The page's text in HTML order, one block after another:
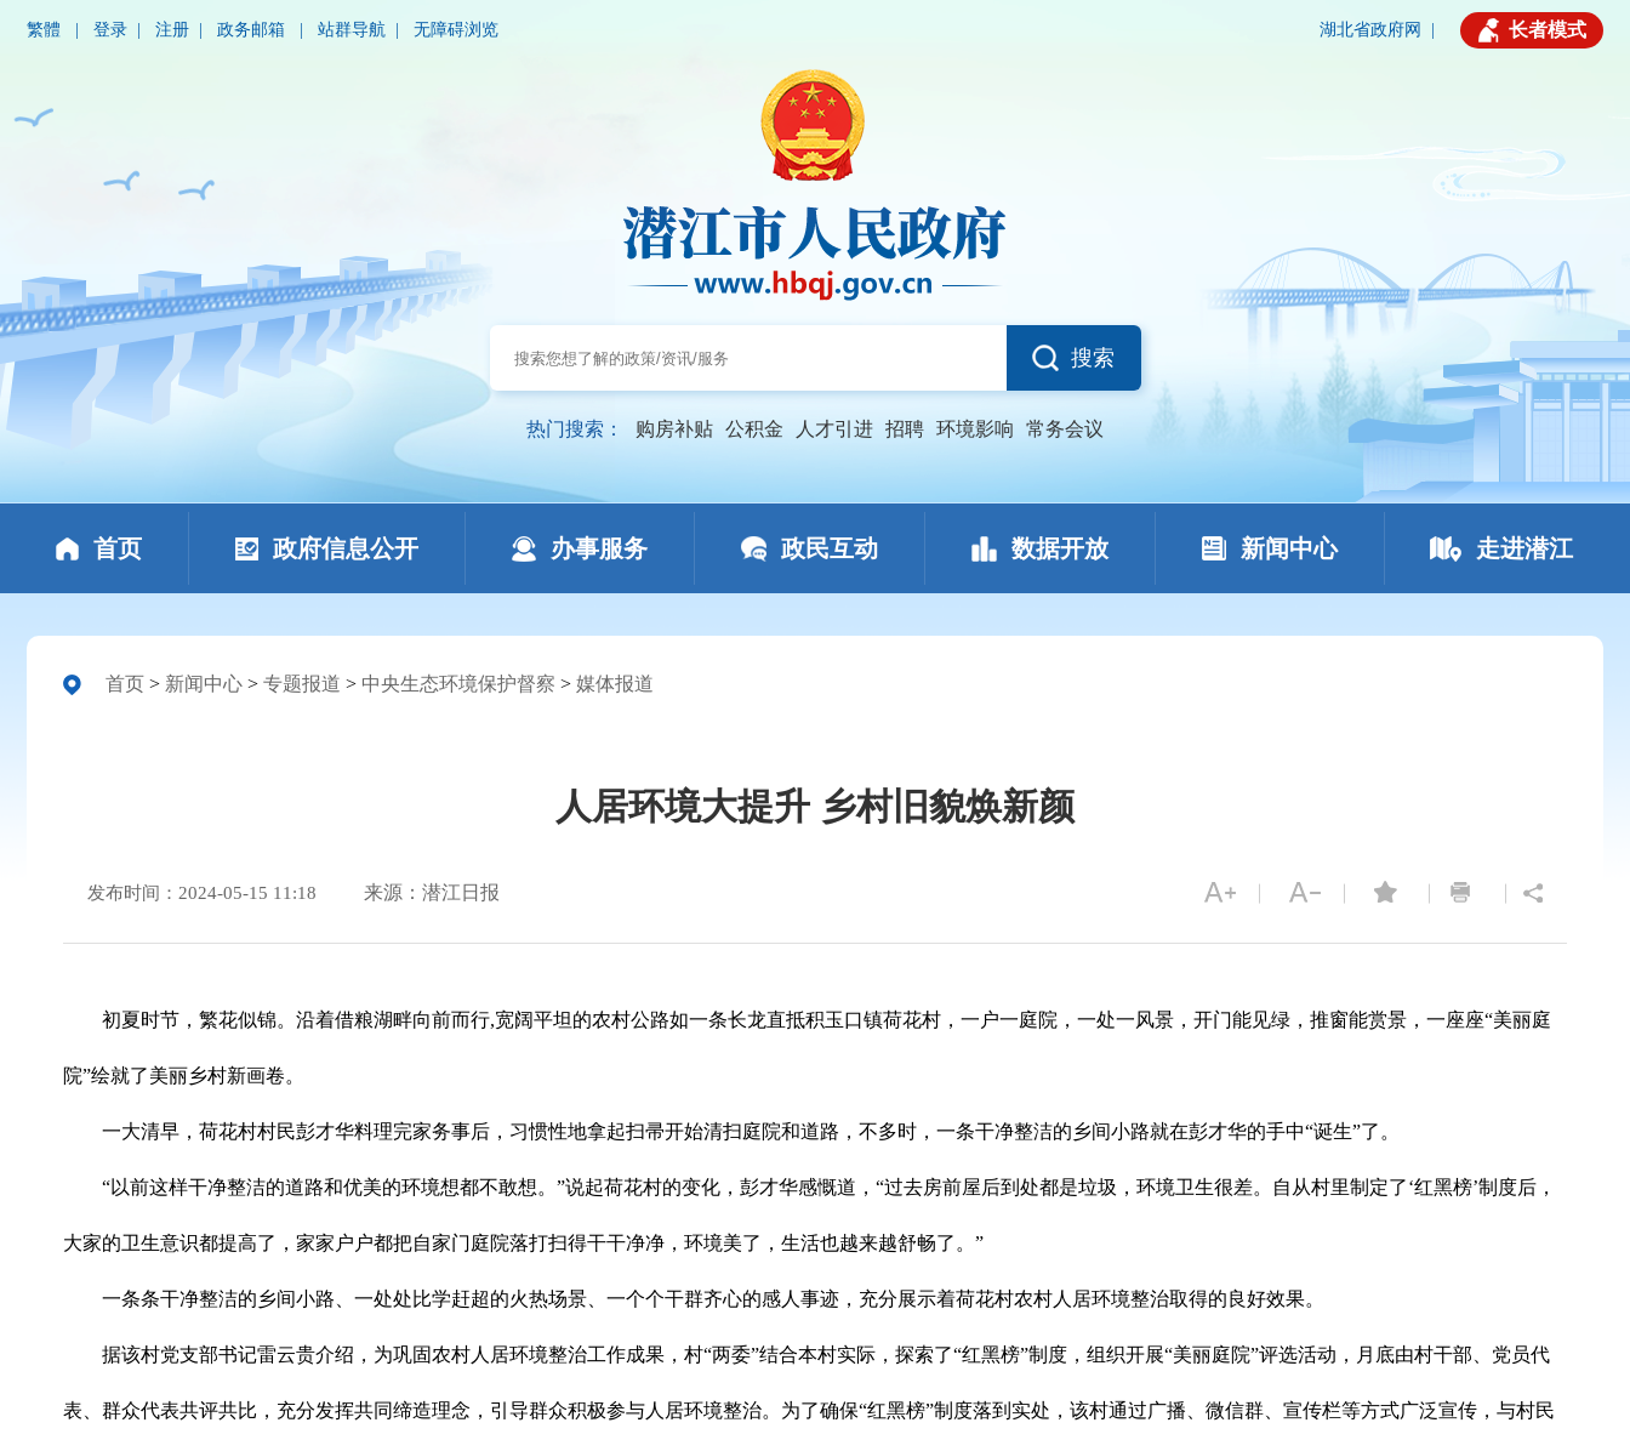
繁體 登录 注册 政务邮箱 站群导航 无障碍浏览 湖北省政府网 长者模式
搜索
热门搜索： 购房补贴 公积金 人才引进 招聘 环境影响 常务会议
首页 政府信息公开 办事服务 政民互动 数据开放 新闻中心 走进潜江
首页 > 新闻中心 > 专题报道 > 中央生态环境保护督察 > 媒体报道
人居环境大提升 乡村旧貌焕新颜
发布时间：2024-05-15 11:18 来源：潜江日报
初夏时节，繁花似锦。沿着借粮湖畔向前而行,宽阔平坦的农村公路如一条长龙直抵积玉口镇荷花村，一户一庭院，一处一风景，开门能见绿，推窗能赏景，一座座“美丽庭
院”绘就了美丽乡村新画卷。
一大清早，荷花村村民彭才华料理完家务事后，习惯性地拿起扫帚开始清扫庭院和道路，不多时，一条干净整洁的乡间小路就在彭才华的手中“诞生”了。
“以前这样干净整洁的道路和优美的环境想都不敢想。”说起荷花村的变化，彭才华感慨道，“过去房前屋后到处都是垃圾，环境卫生很差。自从村里制定了‘红黑榜’制度后，
大家的卫生意识都提高了，家家户户都把自家门庭院落打扫得干干净净，环境美了，生活也越来越舒畅了。”
一条条干净整洁的乡间小路、一处处比学赶超的火热场景、一个个干群齐心的感人事迹，充分展示着荷花村农村人居环境整治取得的良好效果。
据该村党支部书记雷云贵介绍，为巩固农村人居环境整治工作成果，村“两委”结合本村实际，探索了“红黑榜”制度，组织开展“美丽庭院”评选活动，月底由村干部、党员代
表、群众代表共评共比，充分发挥共同缔造理念，引导群众积极参与人居环境整治。为了确保“红黑榜”制度落到实处，该村通过广播、微信群、宣传栏等方式广泛宣传，与村民